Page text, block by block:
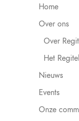
Home
Over ons
Over
Het
Nieuws
Events
Onze